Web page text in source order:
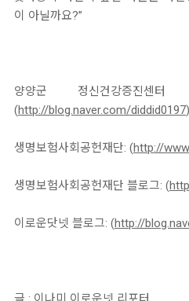
이 아닐까요?”
양양군 정신건강증진
(http://blog.naver.com/diddid0197)
생명보험사회공헌재단: (http://
생명보험사회공헌재단 블로그: (
이로운닷넷 블로그: (http://